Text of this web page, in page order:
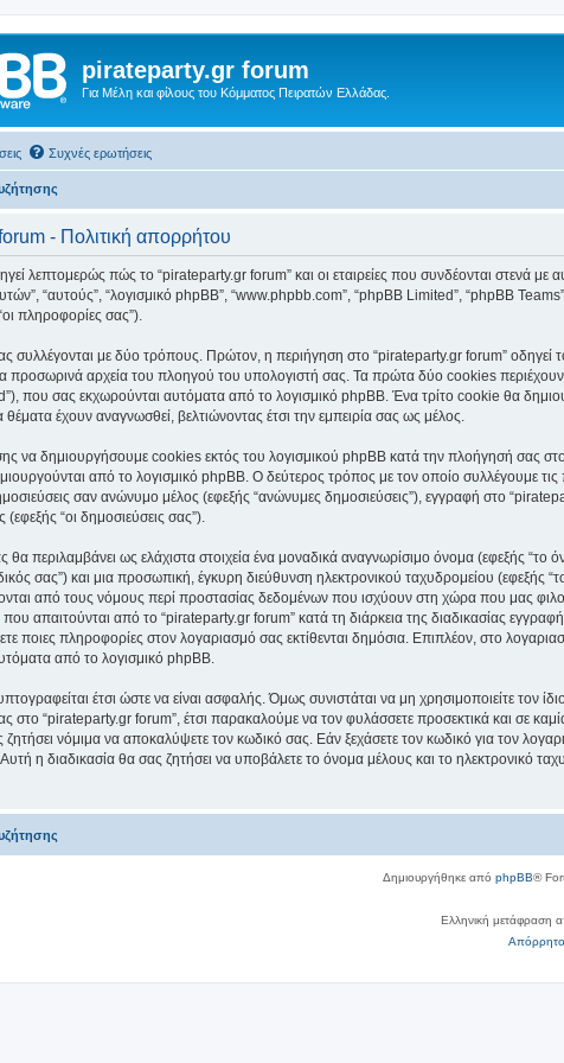
pirateparty.gr forum
Για Μέλη και φίλους του Κόμματος Πειρατών Ελλάδας.
Συχνές ερωτήσεις
- Πολιτική απορρήτου
λεπτομερώς πώς το “pirateparty.gr forum” και οι εταιρείες που συνδέονται στενά
“αυτούς”, “λογισμικό phpBB”, “www.phpbb.com”, “phpBB Limited”, “phpBB
πληροφορίες σας”).
συλλέγονται με δύο τρόπους. Πρώτον, η περιήγηση στο “pirateparty.gr forum” οδηγεί
προσωρινά αρχεία του πλοηγού του υπολογιστή σας. Τα πρώτα δύο cookies
που σας εκχωρούνται αυτόματα από το λογισμικό phpBB. Ένα τρίτο cookie θα
θέματα έχουν αναγνωσθεί, βελτιώνοντας έτσι την εμπειρία σας ως μέλος.
να δημιουργήσουμε cookies εκτός του λογισμικού phpBB κατά την πλοήγησή σας
από το λογισμικό phpBB. Ο δεύτερος τρόπος με τον οποίο συλλέγουμε
σαν ανώνυμο μέλος (εφεξής “ανώνυμες δημοσιεύσεις”), εγγραφή στο
(εφεξής “οι δημοσιεύσεις σας”).
περιλαμβάνει ως ελάχιστα στοιχεία ένα μοναδικά αναγνωρίσιμο όνομα (εφεξής
σας”) και μια προσωπική, έγκυρη διεύθυνση ηλεκτρονικού ταχυδρομείου (εφεξής
από τους νόμους περί προστασίας δεδομένων που ισχύουν στη χώρα που μας
απαιτούνται από το “pirateparty.gr forum” κατά τη διάρκεια της διαδικασίας
ποιες πληροφορίες στον λογαριασμό σας εκτίθενται δημόσια. Επιπλέον, στο
από το λογισμικό phpBB.
έτσι ώστε να είναι ασφαλής. Όμως συνιστάται να μη χρησιμοποιείτε τον
στο “pirateparty.gr forum”, έτσι παρακαλούμε να τον φυλάσσετε προσεκτικά και σε
ζητήσει νόμιμα να αποκαλύψετε τον κωδικό σας. Εάν ξεχάσετε τον κωδικό για τον
η διαδικασία θα σας ζητήσει να υποβάλετε το όνομα μέλους και το ηλεκτρονικό
Δημιουργήθηκε από phpBB®
Ελληνική μετάφραση
Απόρρητο